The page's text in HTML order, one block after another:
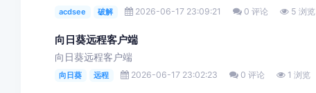
acdsee 破解 2026-06-17 23:09:21 0 评论 5 浏览
向日葵远程客户端
向日葵远程客户端
向日葵 远程 2026-06-17 23:02:23 0 评论 1 浏览